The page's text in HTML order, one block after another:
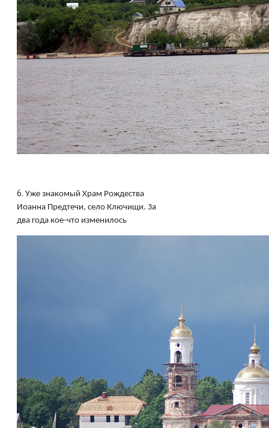
6. Уже знакомый Храм Рождества
Иоанна Предтечи, село Ключищи. За
два года кое-что изменилось